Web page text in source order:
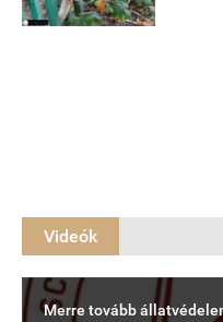
Videók
Merre tovább